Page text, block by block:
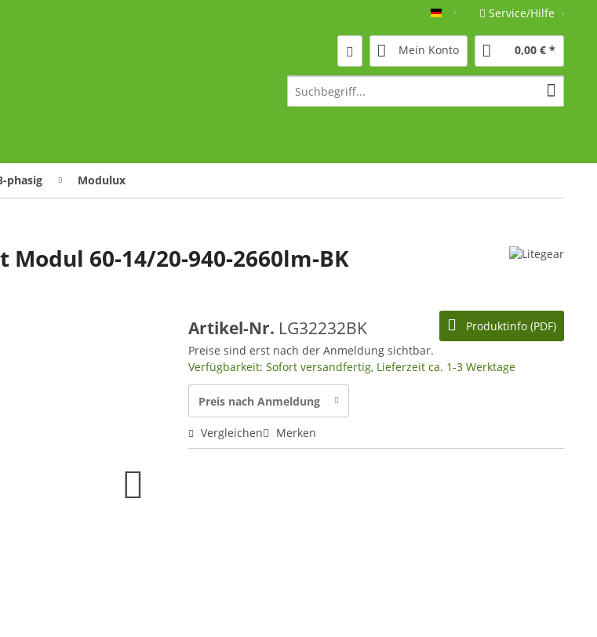
Deutsch Service/Hilfe
Mein Konto 0,00 € *
phasig Modulux
60-14/20-940-2660lm-BK
Produktinfo (PDF)
Artikel-Nr. LG32232BK
Preise sind erst nach der Anmeldung sichtbar.
Verfügbarkeit: Sofort versandfertig, Lieferzeit ca. 1-3 Werktage
Preis nach Anmeldung
Vergleichen Merken